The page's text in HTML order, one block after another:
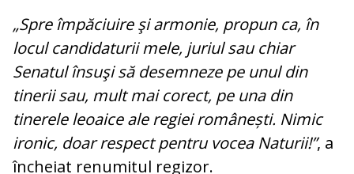
„Spre împăciuire şi armonie, propun ca, în
locul candidaturii mele, juriul sau chiar
Senatul însuşi să desemneze pe unul din
tinerii sau, mult mai corect, pe una din
tinerele leoaice ale regiei românești. Nimic
ironic, doar respect pentru vocea Naturii!”, a
încheiat renumitul regizor.